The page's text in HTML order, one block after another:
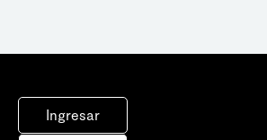
Ingresar